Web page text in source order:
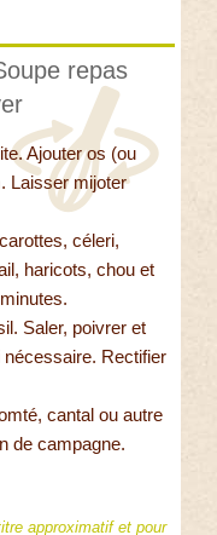
repas
Ajouter os (ou
Laisser mijoter
céleri,
haricots, chou et
Saler, poivrer et
Rectifier
cantal ou autre
de campagne.
approximatif et pour